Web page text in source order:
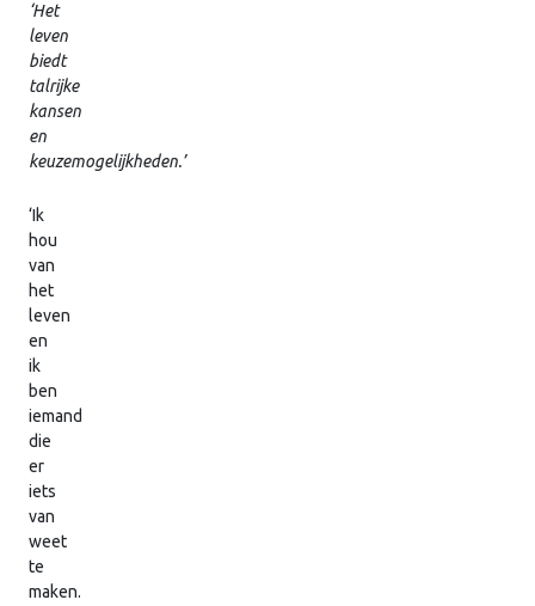
‘Het
leven
biedt
talrijke
kansen
en
keuzemogelijkheden.’
‘Ik
hou
van
het
leven
en
ik
ben
iemand
die
er
iets
van
weet
te
maken.